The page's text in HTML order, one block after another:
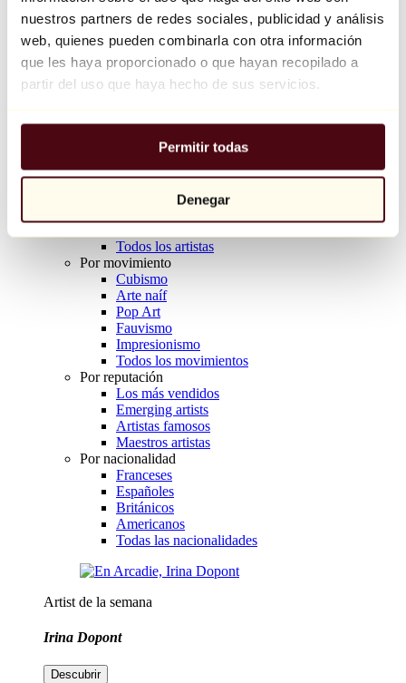
nuestros partners de redes sociales, publicidad y análisis
web, quienes pueden combinarla con otra información
que les haya proporcionado o que hayan recopilado a
partir del uso que haya hecho de sus servicios.
Permitir todas
Denegar
Balloon Dog (Orange)
Jeff Koons
10.000 €
Explorar
Todos los escultores
Todos los fotógrafos
Todos los artistas
Por movimiento
Cubismo
Arte naíf
Pop Art
Fauvismo
Impresionismo
Todos los movimientos
Por reputación
Los más vendidos
Emerging artists
Artistas famosos
Maestros artistas
Por nacionalidad
Franceses
Españoles
Británicos
Americanos
Todas las nacionalidades
Artist de la semana
Irina Dopont
Descubrir